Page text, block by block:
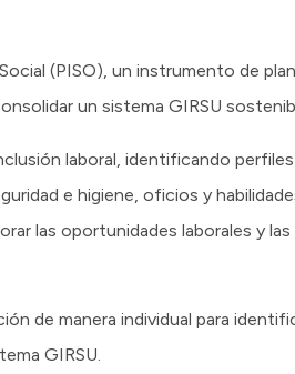
(PISO), un instrumento de
un sistema GIRSU
laboral, identificando
e higiene, oficios y
las oportunidades laborales y
de manera individual para
GIRSU.